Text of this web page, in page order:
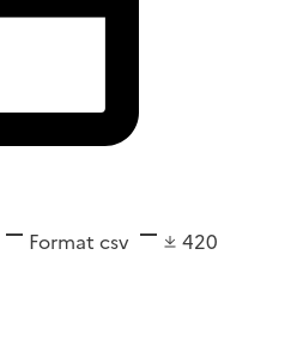
Format csv
420